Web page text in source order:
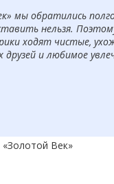
мы обратились
нельзя.
ходят чистые,
и любимое
Век»